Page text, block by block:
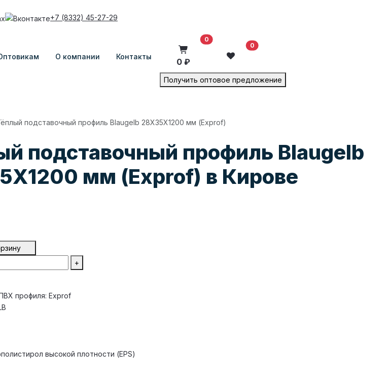
+7 (8332) 45-27-29
О компании Контакты
0В корзину
0 ₽
0
Получить оптовое предложение
подставочный профиль Blaugelb 28X35X1200 мм (Exprof)
подставочный профиль Blaugelb
мм (Exprof) в Кирове
+
профиля: Exprof
высокой плотности (EPS)